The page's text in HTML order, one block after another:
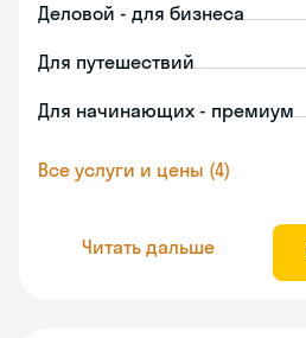
Деловой - для бизнеса
Для путешествий
Для начинающих - премиум
Все услуги и цены (4)
Читать дальше